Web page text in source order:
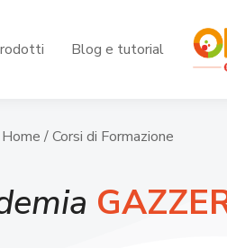
Blog e tutorial
Home / Corsi di Formazione